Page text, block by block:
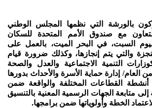
بالورشة التي نظمها المجلس الوطني
مع صندوق الأمم المتحدة للسكان
السبت، في البحر الميت، بالعمل على
والتي يتم إنجازها، وكذلك ضرورة قيام
التنمية الاجتماعية والعدل والصحة
العام/ إدارة حماية الأسرة والأحداث بدورها
أنشطة القطاعات المختلفة والواقعة ضمن
إلى متابعة الجهات الرسمية المعنية بالتنسيق
الخطة وأولوياتها ضمن برامجها.